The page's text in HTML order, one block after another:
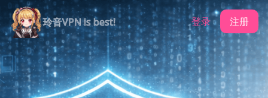
玲音VPN is best! 登录 注册